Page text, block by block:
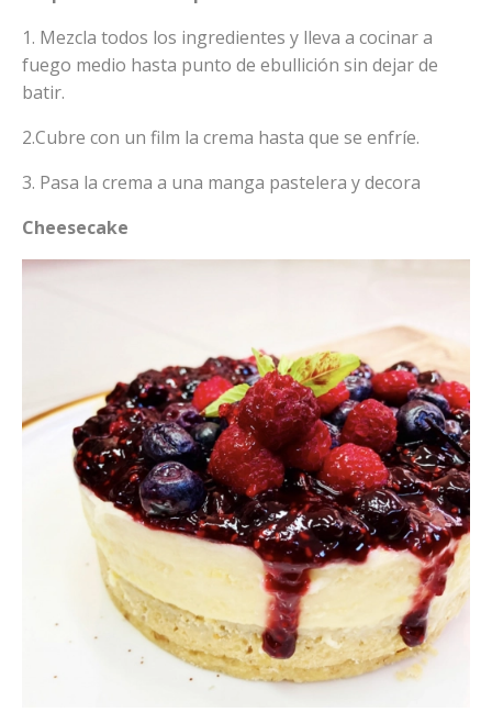
1. Mezcla todos los ingredientes y lleva a cocinar a
fuego medio hasta punto de ebullición sin dejar de
batir.
2.Cubre con un film la crema hasta que se enfríe.
3. Pasa la crema a una manga pastelera y decora
Cheesecake